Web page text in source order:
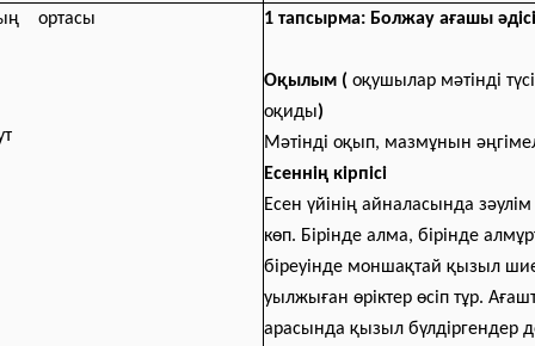
ортасы
1 тапсырма: Болжау ағашы әдісі
Оқылым ( оқушылар мәтінді
оқиды)
Мәтінді оқып, мазмұнын
Есеннің кірпісі
Есен үйінің айналасында
көп. Бірінде алма, бірінде
біреуінде моншақтай қызыл
уылжыған өріктер өсіп тұр.
арасында қызыл бүлдіргендер